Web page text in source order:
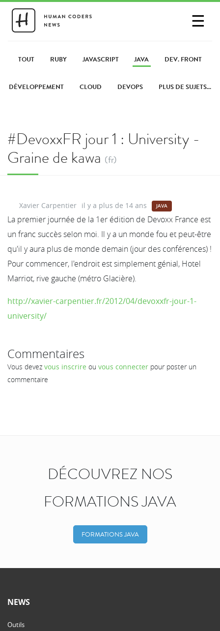
☰
PARTAGER UN LIEN
TOUT RUBY JAVASCRIPT JAVA DEV. FRONT
DÉVELOPPEMENT CLOUD DEVOPS PLUS DE SUJETS...
#DevoxxFR jour 1 : University -
Graine de kawa (fr)
Xavier Carpentier il y a plus de 14 ans JAVA
La premier journée de la 1er édition de Devoxx France est
un franc succès selon moi. Il y a un monde fou et peut-être
qu'il y aura plus de monde demain (jour des conférences) !
Pour commencer, l'endroit est simplement génial, Hotel
Marriot, rive gauche (métro Glacière).
http://xavier-carpentier.fr/2012/04/devoxxfr-jour-1-
university/
Commentaires
Vous devez vous inscrire ou vous connecter pour poster un
commentaire
DÉCOUVREZ NOS
FORMATIONS JAVA
FORMATIONS JAVA
NEWS
Outils